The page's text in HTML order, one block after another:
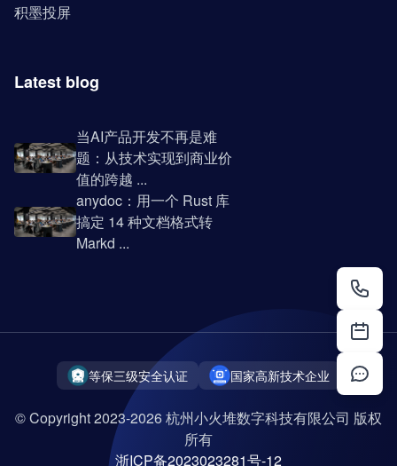
积墨投屏
Latest blog
当AI产品开发不再是难
题：从技术实现到商业价
值的跨越 ...
anydoc：用一个 Rust 库
搞定 14 种文档格式转
Markd ...
等保三级安全认证 国家高新技术企业
© Copyright 2023-2026 杭州小火堆数字科技有限公司 版权
所有
浙ICP备2023023281号-12